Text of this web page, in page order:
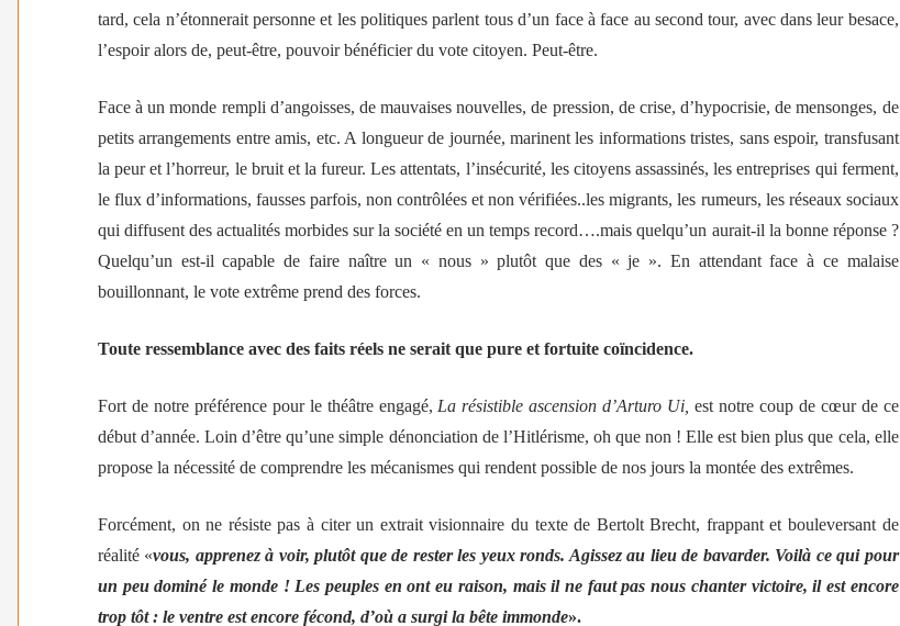
tard, cela n’étonnerait personne et les politiques parlent tous d’un face à face au second tour, avec dans leur besace,
l’espoir alors de, peut-être, pouvoir bénéficier du vote citoyen. Peut-être.
Face à un monde rempli d’angoisses, de mauvaises nouvelles, de pression, de crise, d’hypocrisie, de mensonges, de
petits arrangements entre amis, etc. A longueur de journée, marinent les informations tristes, sans espoir, transfusant
la peur et l’horreur, le bruit et la fureur. Les attentats, l’insécurité, les citoyens assassinés, les entreprises qui ferment,
le flux d’informations, fausses parfois, non contrôlées et non vérifiées..les migrants, les rumeurs, les réseaux sociaux
qui diffusent des actualités morbides sur la société en un temps record….mais quelqu’un aurait-il la bonne réponse ?
Quelqu’un est-il capable de faire naître un « nous » plutôt que des « je ». En attendant face à ce malaise
bouillonnant, le vote extrême prend des forces.
Toute ressemblance avec des faits réels ne serait que pure et fortuite coïncidence.
Fort de notre préférence pour le théâtre engagé, La résistible ascension d’Arturo Ui,est notre coup de cœur de ce
début d’année. Loin d’être qu’une simple dénonciation de l’Hitlérisme, oh que non ! Elle est bien plus que cela, elle
propose la nécessité de comprendre les mécanismes qui rendent possible de nos jours la montée des extrêmes.
Forcément, on ne résiste pas à citer un extrait visionnaire du texte de Bertolt Brecht, frappant et bouleversant de
réalité «vous, apprenez à voir, plutôt que de rester les yeux ronds. Agissez au lieu de bavarder. Voilà ce qui pour
un peu dominé le monde ! Les peuples en ont eu raison, mais il ne faut pas nous chanter victoire, il est encore
trop tôt : le ventre est encore fécond, d’où a surgi la bête immonde».